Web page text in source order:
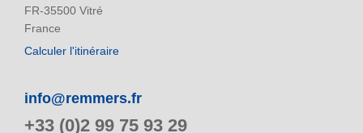
FR-35500 Vitré
France
Calculer l'itinéraire
info@remmers.fr
+33 (0)2 99 75 93 29